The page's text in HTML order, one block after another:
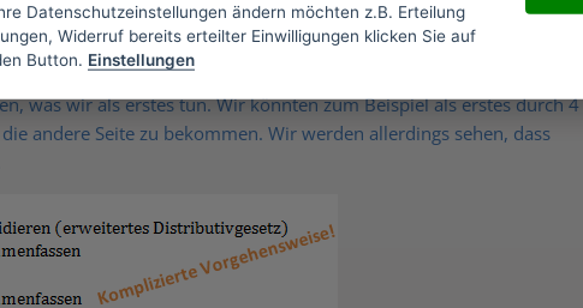
haben wir links nun noch einen Faktor vor dem x. wir möchten
alleine steht. Wir müssen also die 4 und die 6 auf die andere Seite
was wir als erstes tun. Wir könnten zum Beispiel als erstes durch 4
andere Seite zu bekommen. Wir werden allerdings sehen, dass
Datenschutzeinstellungen ändern möchten z.B. Erteilung
Widerruf bereits erteilter Einwilligungen klicken Sie auf
Button. Einstellungen